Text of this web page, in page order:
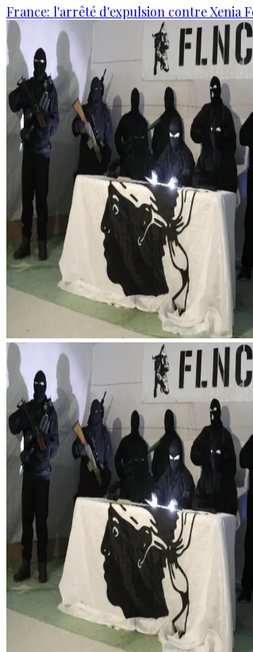
France: l'arrêté d'expulsion contre Xenia